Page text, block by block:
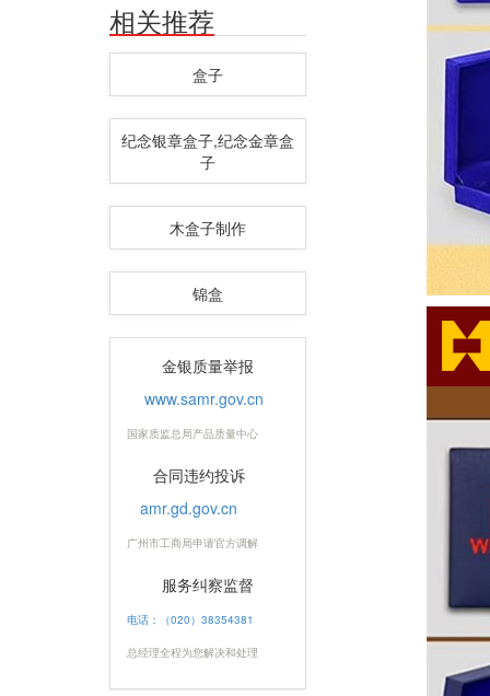
相关推荐
盒子
纪念银章盒子,纪念金章盒
子
木盒子制作
锦盒
金银质量举报
www.samr.gov.cn
国家质监总局产品质量中心
合同违约投诉
amr.gd.gov.cn
广州市工商局申请官方调解
服务纠察监督
电话：（020）38354381
总经理全程为您解决和处理